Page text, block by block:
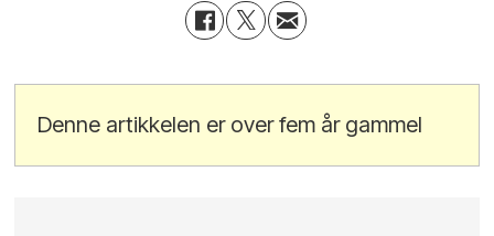
Denne artikkelen er over fem år gammel